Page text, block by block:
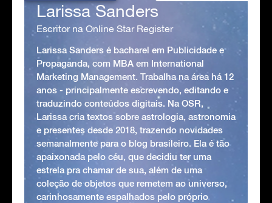
Larissa Sanders
Escritor na Online Star Register
Larissa Sanders é bacharel em Publicidade e
Propaganda, com MBA em International
Marketing Management. Trabalha na área há 12
anos - principalmente escrevendo, editando e
traduzindo conteúdos digitais. Na OSR,
Larissa cria textos sobre astrologia, astronomia
e presentes desde 2018, trazendo novidades
semanalmente para o blog brasileiro. Ela é tão
apaixonada pelo céu, que decidiu ter uma
estrela pra chamar de sua, além de uma
coleção de objetos que remetem ao universo,
carinhosamente espalhados pelo próprio